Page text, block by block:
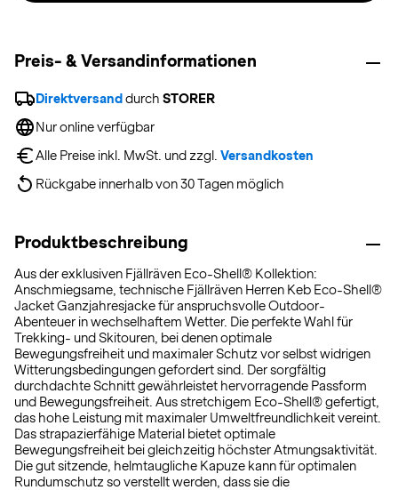
Preis- & Versandinformationen
Direktversand durch STORER
Nur online verfügbar
Alle Preise inkl. MwSt. und zzgl. Versandkosten
Rückgabe innerhalb von 30 Tagen möglich
Produktbeschreibung
Aus der exklusiven Fjällräven Eco-Shell® Kollektion:
Anschmiegsame, technische Fjällräven Herren Keb Eco-Shell®
Jacket Ganzjahresjacke für anspruchsvolle Outdoor-
Abenteuer in wechselhaftem Wetter. Die perfekte Wahl für
Trekking- und Skitouren, bei denen optimale
Bewegungsfreiheit und maximaler Schutz vor selbst widrigen
Witterungsbedingungen gefordert sind. Der sorgfältig
durchdachte Schnitt gewährleistet hervorragende Passform
und Bewegungsfreiheit. Aus stretchigem Eco-Shell® gefertigt,
das hohe Leistung mit maximaler Umweltfreundlichkeit vereint.
Das strapazierfähige Material bietet optimale
Bewegungsfreiheit bei gleichzeitig höchster Atmungsaktivität.
Die gut sitzende, helmtaugliche Kapuze kann für optimalen
Rundumschutz so verstellt werden, dass sie die